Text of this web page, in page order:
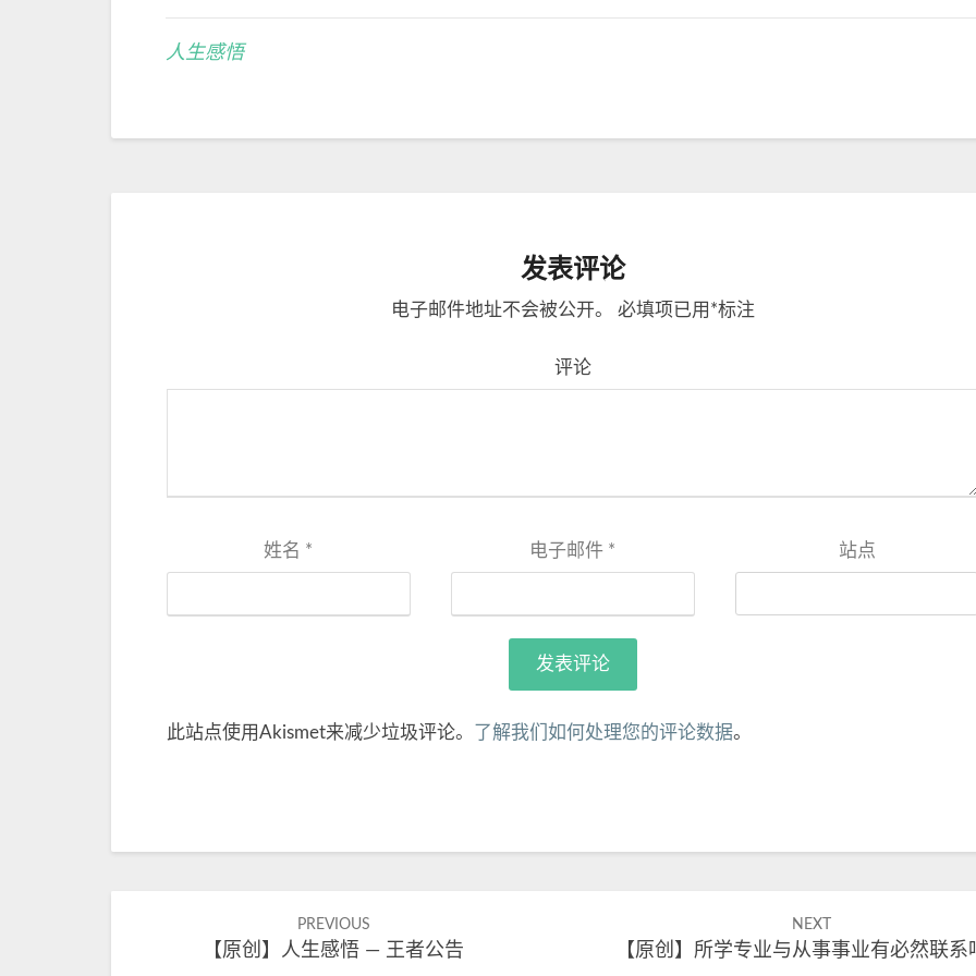
人生感悟
发表评论
电子邮件地址不会被公开。 必填项已用 *标注
评论
姓名 * 电子邮件 * 站点
此站点使用Akismet来减少垃圾评论。 了解我们如何处理您的评论数据。
navigation
PREVIOUS
【原创】人生感悟 — 王者公告
NEXT
【原创】所学专业与从事事业有必然联系